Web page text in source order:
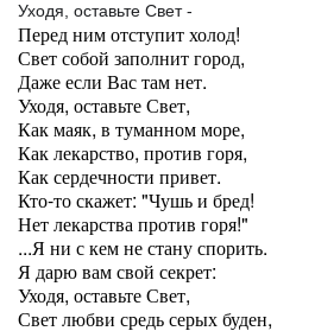
Уходя, оставьте Свет -
Перед ним отступит холод!
Свет собой заполнит город,
Даже если Вас там нет.
Уходя, оставьте Свет,
Как маяк, в туманном море,
Как лекарство, против горя,
Как сердечности привет.
Кто-то скажет: "Чушь и бред!
Нет лекарства против горя!"
...Я ни с кем не стану спорить.
Я дарю вам свой секрет:
Уходя, оставьте Свет,
Свет любви средь серых буден,